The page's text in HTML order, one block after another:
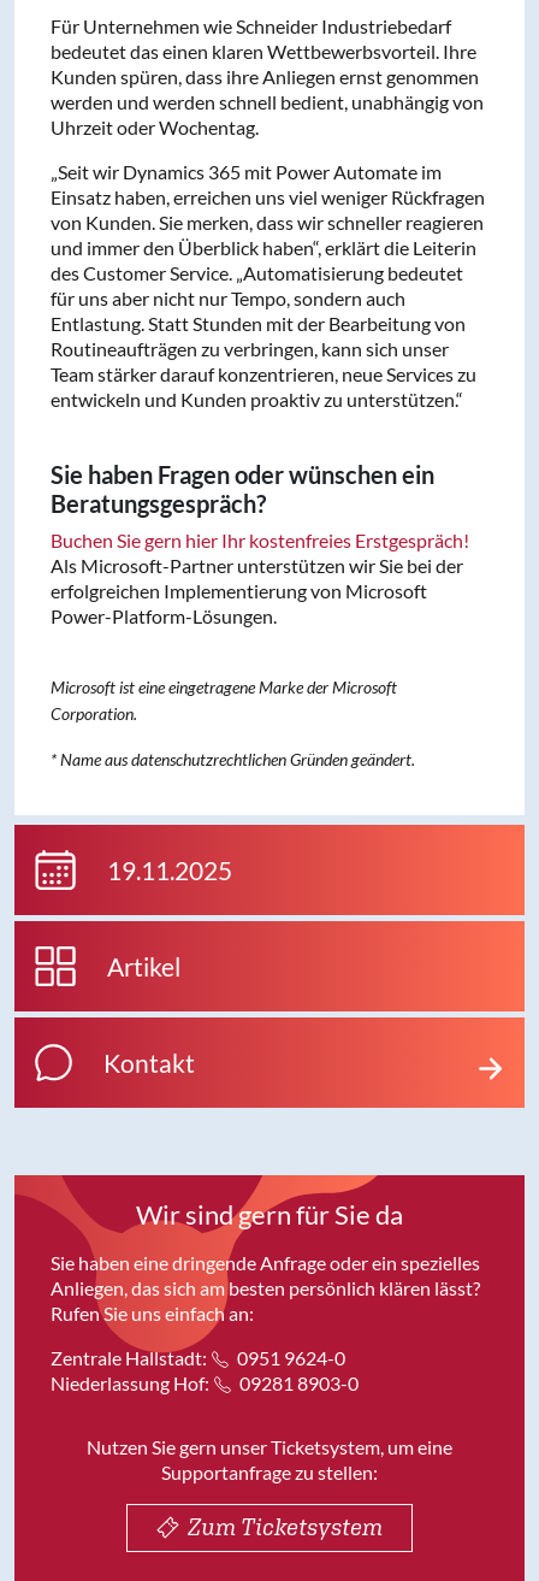
Für Unternehmen wie Schneider Industriebedarf
bedeutet das einen klaren Wettbewerbsvorteil. Ihre
Kunden spüren, dass ihre Anliegen ernst genommen
werden und werden schnell bedient, unabhängig von
Uhrzeit oder Wochentag.
„Seit wir Dynamics 365 mit Power Automate im
Einsatz haben, erreichen uns viel weniger Rückfragen
von Kunden. Sie merken, dass wir schneller reagieren
und immer den Überblick haben“, erklärt die Leiterin
des Customer Service. „Automatisierung bedeutet
für uns aber nicht nur Tempo, sondern auch
Entlastung. Statt Stunden mit der Bearbeitung von
Routineaufträgen zu verbringen, kann sich unser
Team stärker darauf konzentrieren, neue Services zu
entwickeln und Kunden proaktiv zu unterstützen.“
Sie haben Fragen oder wünschen ein
Beratungsgespräch?
Buchen Sie gern hier Ihr kostenfreies Erstgespräch!
Als Microsoft-Partner unterstützen wir Sie bei der
erfolgreichen Implementierung von Microsoft
Power-Platform-Lösungen.
Microsoft ist eine eingetragene Marke der Microsoft
Corporation.
* Name aus datenschutzrechtlichen Gründen geändert.
19.11.2025
Artikel
Kontakt
Wir sind gern für Sie da
Sie haben eine dringende Anfrage oder ein spezielles
Anliegen, das sich am besten persönlich klären lässt?
Rufen Sie uns einfach an:
Zentrale Hallstadt:
0951 9624-0
Niederlassung Hof:
09281 8903-0
Nutzen Sie gern unser Ticketsystem, um eine
Supportanfrage zu stellen:
Zum Ticketsystem